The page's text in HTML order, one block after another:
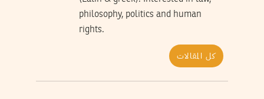
philosophy, politics and human
rights.
كل المقالات